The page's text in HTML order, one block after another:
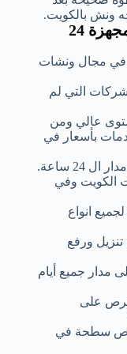
ونش بالكويت.
سيارات ونش وسطحه معدة ومجهزة 24
في مجال ونشات
التي لم
عالي ومن
بأسعار في
ساعة.
الكويت وفي
انواع
تنزيل ورفع
تعمل 24 ساعة على مدار جميع أيام
على
سطحة في